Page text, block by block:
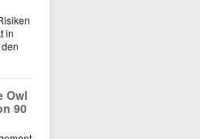
in
Owl
90